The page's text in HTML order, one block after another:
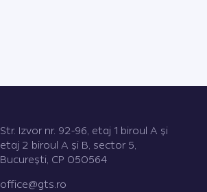
Str. Izvor nr. 92-96, etaj 1 biroul A şi
etaj 2 biroul A şi B, sector 5,
Bucureşti, CP 050564
office@gts.ro